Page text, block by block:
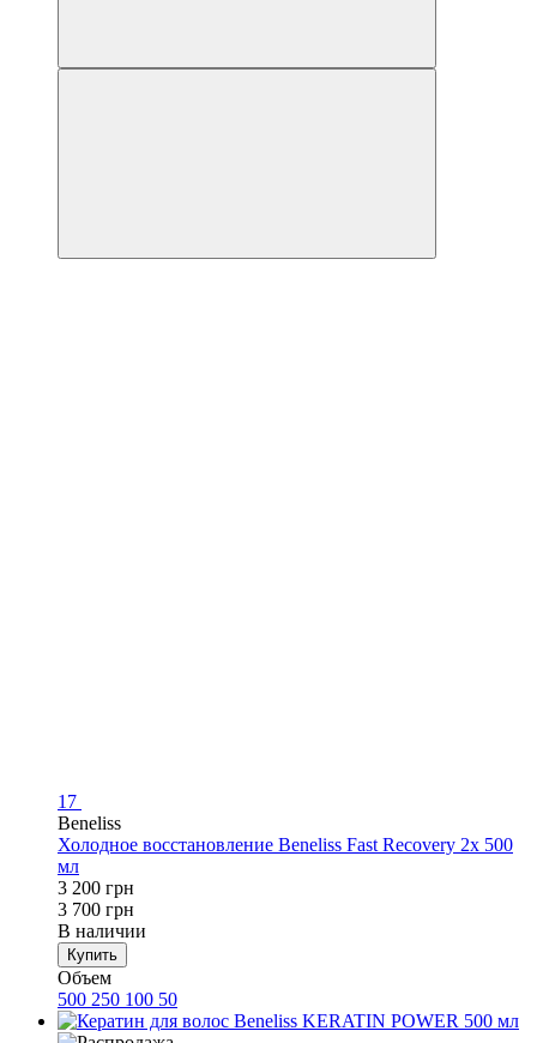
17
Beneliss
Холодное восстановление Beneliss Fast Recovery 2x 500
мл
3 200 грн
3 700 грн
В наличии
Купить
Объем
500 250 100 50